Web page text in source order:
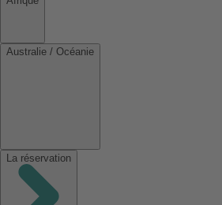
Australie / Océanie
La réservation